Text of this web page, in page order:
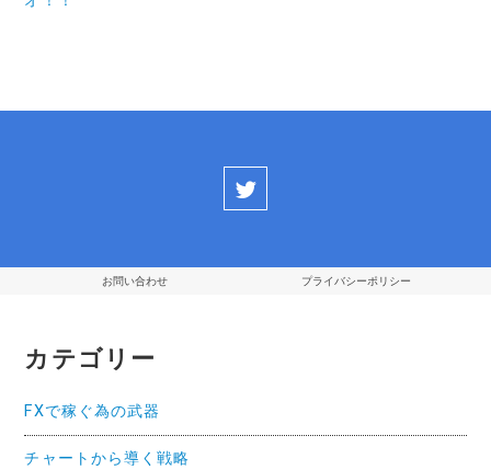
お問い合わせ プライバシーポリシー
カテゴリー
FXで稼ぐ為の武器
チャートから導く戦略